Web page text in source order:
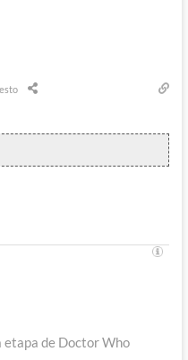
etapa de Doctor Who